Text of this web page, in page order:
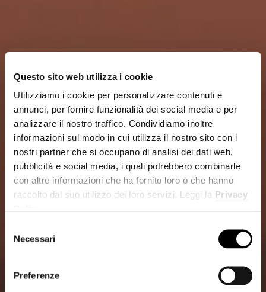
Questo sito web utilizza i cookie
Utilizziamo i cookie per personalizzare contenuti e
annunci, per fornire funzionalità dei social media e per
analizzare il nostro traffico. Condividiamo inoltre
informazioni sul modo in cui utilizza il nostro sito con i
nostri partner che si occupano di analisi dei dati web,
pubblicità e social media, i quali potrebbero combinarle
con altre informazioni che ha fornito loro o che hanno
raccolto dal suo utilizzo dei loro servizi. Leggi la Privacy
delNecessari
Preferenze